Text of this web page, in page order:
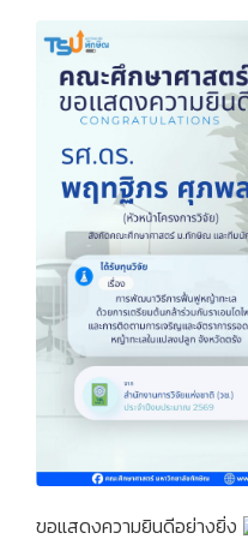
ขอแสดงความยินดีอย่างยิ่ง